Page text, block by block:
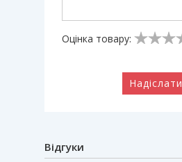
Оцінка товару:
Надіслати
Відгуки